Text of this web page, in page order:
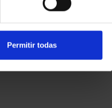
Permitir todas
CAPITALES DE
PROVINCIA 3
949,00 €
para usuarios registrados